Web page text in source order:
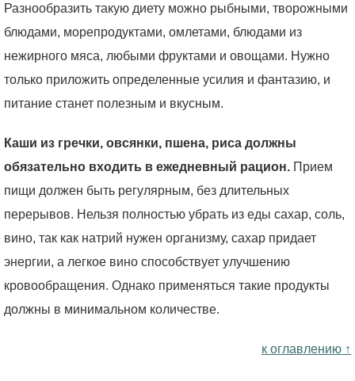
Разнообразить такую диету можно рыбными, творожными
блюдами, морепродуктами, омлетами, блюдами из
нежирного мяса, любыми фруктами и овощами. Нужно
только приложить определенные усилия и фантазию, и
питание станет полезным и вкусным.
Каши из гречки, овсянки, пшена, риса должны
обязательно входить в ежедневный рацион. Прием
пищи должен быть регулярным, без длительных
перерывов. Нельзя полностью убрать из еды сахар, соль,
вино, так как натрий нужен организму, сахар придает
энергии, а легкое вино способствует улучшению
кровообращения. Однако применяться такие продукты
должны в минимальном количестве.
к оглавлению ↑